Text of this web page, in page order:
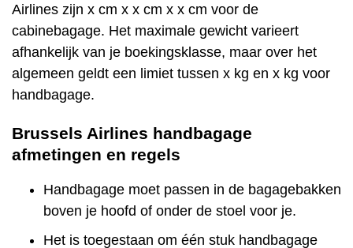
Airlines zijn x cm x x cm x x cm voor de
cabinebagage. Het maximale gewicht varieert
afhankelijk van je boekingsklasse, maar over het
algemeen geldt een limiet tussen x kg en x kg voor
handbagage.
Brussels Airlines handbagage
afmetingen en regels
Handbagage moet passen in de bagagebakken
boven je hoofd of onder de stoel voor je.
Het is toegestaan om één stuk handbagage